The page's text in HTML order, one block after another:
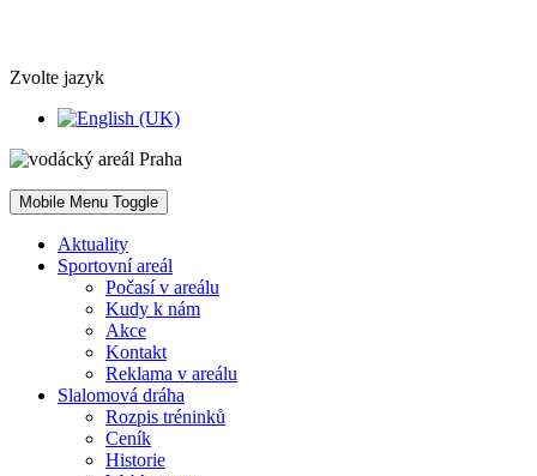
Zvolte jazyk
Mobile Menu Toggle
Aktuality
Sportovní areál
Počasí v areálu
Kudy k nám
Akce
Kontakt
Reklama v areálu
Slalomová dráha
Rozpis tréninků
Ceník
Historie